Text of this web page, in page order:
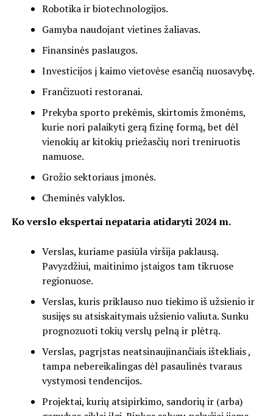
Robotika ir biotechnologijos.
Gamyba naudojant vietines žaliavas.
Finansinės paslaugos.
Investicijos į kaimo vietovėse esančią nuosavybę.
Frančizuoti restoranai.
Prekyba sporto prekėmis, skirtomis žmonėms,
kurie nori palaikyti gerą fizinę formą, bet dėl
vienokių ar kitokių priežasčių nori treniruotis
namuose.
Grožio sektoriaus įmonės.
Cheminės valyklos.
Ko verslo ekspertai nepataria atidaryti 2024 m.
Verslas, kuriame pasiūla viršija paklausą.
Pavyzdžiui, maitinimo įstaigos tam tikruose
regionuose.
Verslas, kuris priklauso nuo tiekimo iš užsienio ir
susijęs su atsiskaitymais užsienio valiuta. Sunku
prognozuoti tokių verslų pelną ir plėtrą.
Verslas, pagrįstas neatsinaujinančiais ištekliais ,
tampa nebereikalingas dėl pasaulinės tvaraus
vystymosi tendencijos.
Projektai, kurių atsipirkimo, sandorių ir (arba)